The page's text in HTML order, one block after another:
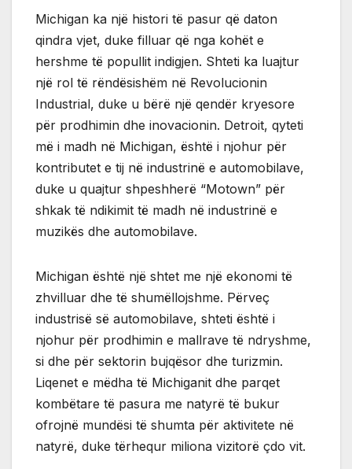
Michigan ka një histori të pasur që daton
qindra vjet, duke filluar që nga kohët e
hershme të popullit indigjen. Shteti ka luajtur
një rol të rëndësishëm në Revolucionin
Industrial, duke u bërë një qendër kryesore
për prodhimin dhe inovacionin. Detroit, qyteti
më i madh në Michigan, është i njohur për
kontributet e tij në industrinë e automobilave,
duke u quajtur shpeshherë “Motown” për
shkak të ndikimit të madh në industrinë e
muzikës dhe automobilave.
Michigan është një shtet me një ekonomi të
zhvilluar dhe të shumëllojshme. Përveç
industrisë së automobilave, shteti është i
njohur për prodhimin e mallrave të ndryshme,
si dhe për sektorin bujqësor dhe turizmin.
Liqenet e mëdha të Michiganit dhe parqet
kombëtare të pasura me natyrë të bukur
ofrojnë mundësi të shumta për aktivitete në
natyrë, duke tërhequr miliona vizitorë çdo vit.